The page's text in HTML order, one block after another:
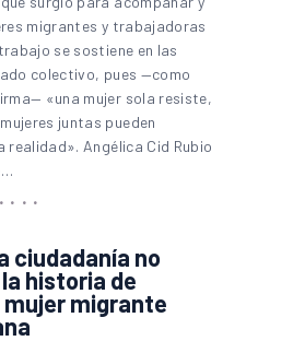
migrantes y trabajadoras
se sostiene en las
colectivo, pues —como
«una mujer sola resiste,
juntas pueden
Angélica Cid Rubio
ciudadanía no
historia de
mujer migrante